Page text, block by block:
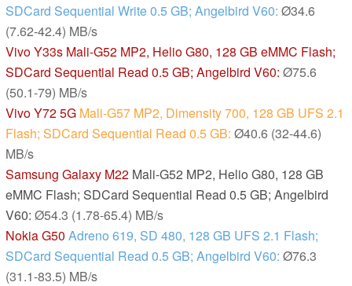
SDCard Sequential Write 0.5 GB; Angelbird V60: Ø34.6
(7.62-42.4) MB/s
Vivo Y33s Mali-G52 MP2, Helio G80, 128 GB eMMC Flash;
SDCard Sequential Read 0.5 GB; Angelbird V60: Ø75.6
(50.1-79) MB/s
Vivo Y72 5G Mali-G57 MP2, Dimensity 700, 128 GB UFS 2.1
Flash; SDCard Sequential Read 0.5 GB: Ø40.6 (32-44.6)
MB/s
Samsung Galaxy M22 Mali-G52 MP2, Helio G80, 128 GB
eMMC Flash; SDCard Sequential Read 0.5 GB; Angelbird
V60: Ø54.3 (1.78-65.4) MB/s
Nokia G50 Adreno 619, SD 480, 128 GB UFS 2.1 Flash;
SDCard Sequential Read 0.5 GB; Angelbird V60: Ø76.3
(31.1-83.5) MB/s